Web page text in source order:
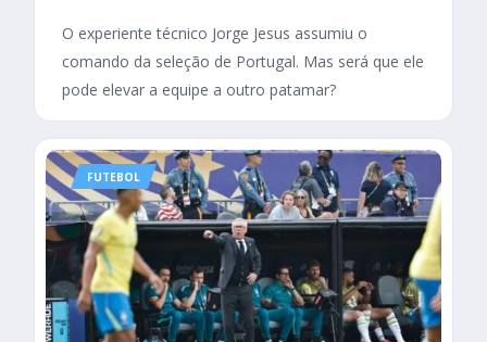
O experiente técnico Jorge Jesus assumiu o
comando da seleção de Portugal. Mas será que ele
pode elevar a equipe a outro patamar?
FUTEBOL